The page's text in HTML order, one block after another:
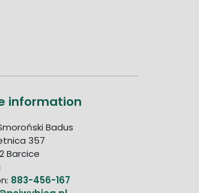
information
Badus
357
Barcice
883-456-167